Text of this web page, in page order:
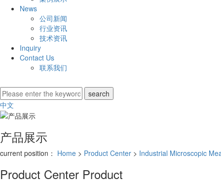
News
公司新闻
行业资讯
技术资讯
Inquiry
Contact Us
联系我们
中文
产品展示
current position： Home > Product Center > Industrial Microscopic
Product Center Product